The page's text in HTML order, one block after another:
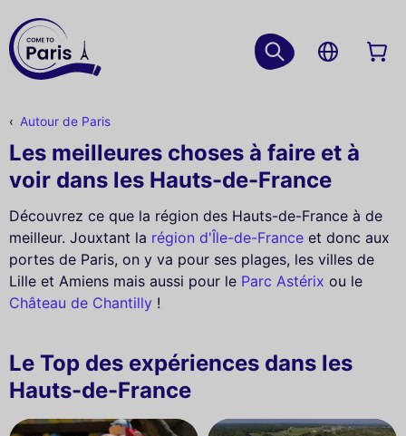
Autour de Paris
Les meilleures choses à faire et à
voir dans les Hauts-de-France
Découvrez ce que la région des Hauts-de-France à de
meilleur. Jouxtant la région d'Île-de-France et donc aux
portes de Paris, on y va pour ses plages, les villes de
Lille et Amiens mais aussi pour le Parc Astérix ou le
Château de Chantilly !
Le Top des expériences dans les
Hauts-de-France